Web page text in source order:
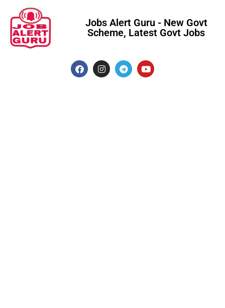
Jobs Alert Guru - New Govt
Scheme, Latest Govt Jobs